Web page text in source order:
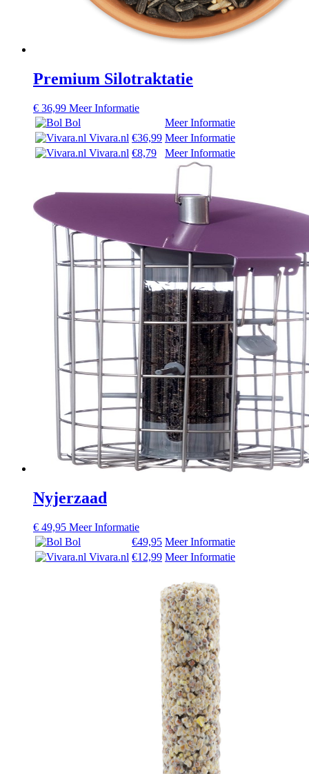
Premium Silotraktatie
€ 36,99 Meer Informatie
Bol
Meer Informatie
Vivara.nl €36,99 Meer Informatie
Vivara.nl €8,79 Meer Informatie
Nyjerzaad
€ 49,95 Meer Informatie
Bol
€49,95 Meer Informatie
Vivara.nl €12,99 Meer Informatie